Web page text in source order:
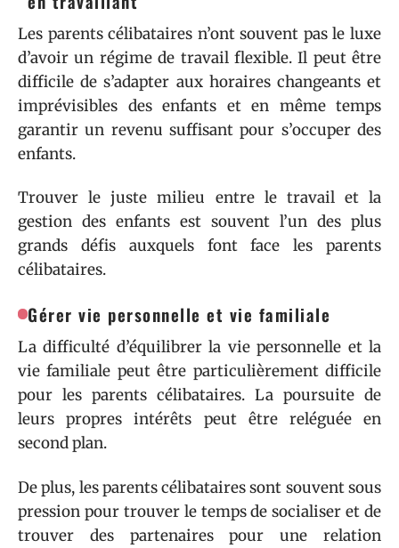
Les parents célibataires n’ont souvent pas le luxe
d’avoir un régime de travail flexible. Il peut être
difficile de s’adapter aux horaires changeants et
imprévisibles des enfants et en même temps
garantir un revenu suffisant pour s’occuper des
enfants.
Trouver le juste milieu entre le travail et la
gestion des enfants est souvent l’un des plus
grands défis auxquels font face les parents
célibataires.
Gérer vie personnelle et vie familiale
La difficulté d’équilibrer la vie personnelle et la
vie familiale peut être particulièrement difficile
pour les parents célibataires. La poursuite de
leurs propres intérêts peut être reléguée en
second plan.
De plus, les parents célibataires sont souvent sous
pression pour trouver le temps de socialiser et de
trouver des partenaires pour une relation